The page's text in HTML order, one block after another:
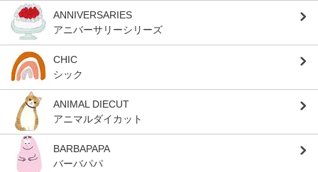
ANNIVERSARIES
アニバーサリーシリーズ
CHIC
シック
ANIMAL DIECUT
アニマルダイカット
BARBAPAPA
バーバパパ